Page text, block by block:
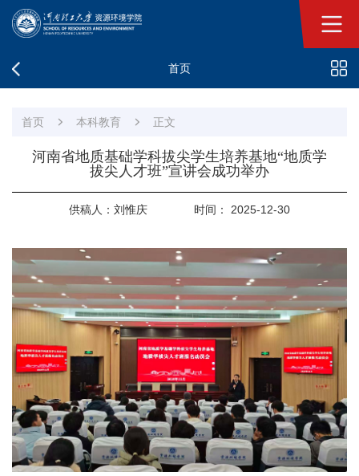
首页
首页 本科教育 正文
河南省地质基础学科拔尖学生培养基地“地质学
拔尖人才班”宣讲会成功举办
供稿人：刘惟庆 时间： 2025-12-30